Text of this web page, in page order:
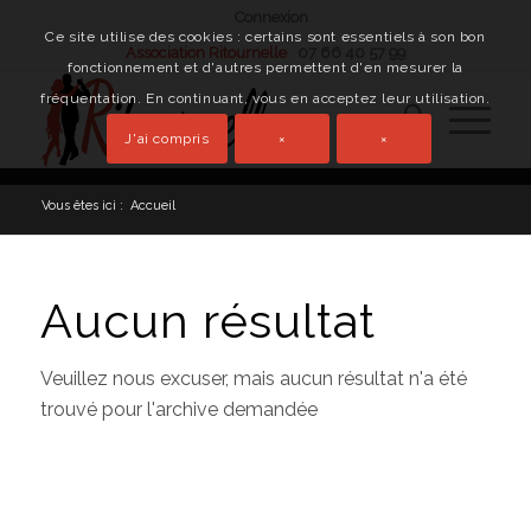
Association Ritournelle
Vous êtes ici : Accueil
Aucun résultat
Veuillez nous excuser, mais aucun résultat n'a été
trouvé pour l'archive demandée
Ce site utilise des cookies : certains sont essentiels à son bon
fonctionnement et d'autres permettent d'en mesurer la
fréquentation. En continuant, vous en acceptez leur utilisation.
J'ai compris × ×